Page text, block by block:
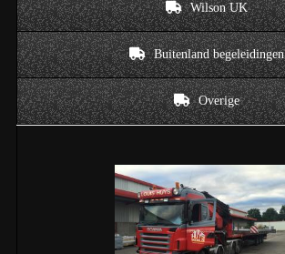
Wilson UK
Buitenland begeleidingen
Overige